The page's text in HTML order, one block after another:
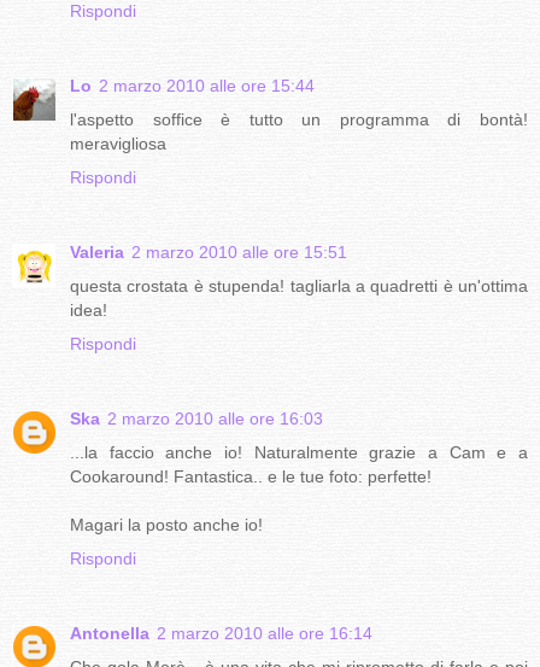
Rispondi
Lo 2 marzo 2010 alle ore 15:44
l'aspetto soffice è tutto un programma di bontà!
meravigliosa
Rispondi
Valeria 2 marzo 2010 alle ore 15:51
questa crostata è stupenda! tagliarla a quadretti è un'ottima
idea!
Rispondi
Ska 2 marzo 2010 alle ore 16:03
...la faccio anche io! Naturalmente grazie a Cam e a
Cookaround! Fantastica.. e le tue foto: perfette!
Magari la posto anche io!
Rispondi
Antonella 2 marzo 2010 alle ore 16:14